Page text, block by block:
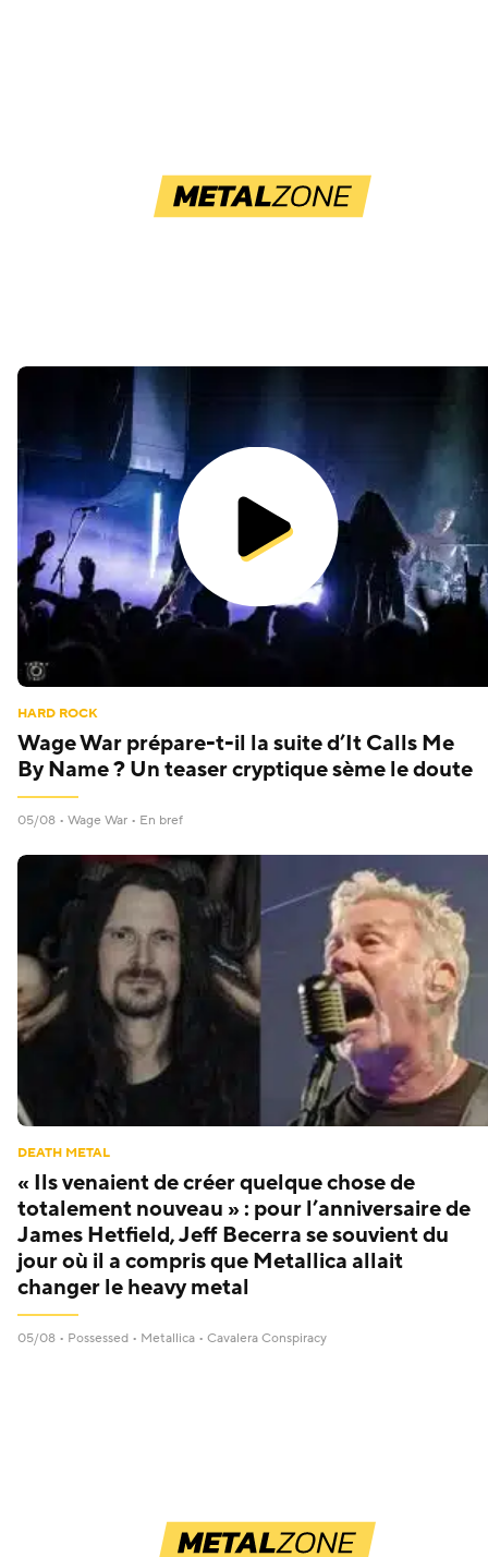
HARD ROCK
Wage War prépare-t-il la suite d’It Calls Me
By Name ? Un teaser cryptique sème le doute
05/08 • Wage War • En bref
DEATH METAL
« Ils venaient de créer quelque chose de
totalement nouveau » : pour l’anniversaire de
James Hetfield, Jeff Becerra se souvient du
jour où il a compris que Metallica allait
changer le heavy metal
05/08 • Possessed • Metallica • Cavalera Conspiracy